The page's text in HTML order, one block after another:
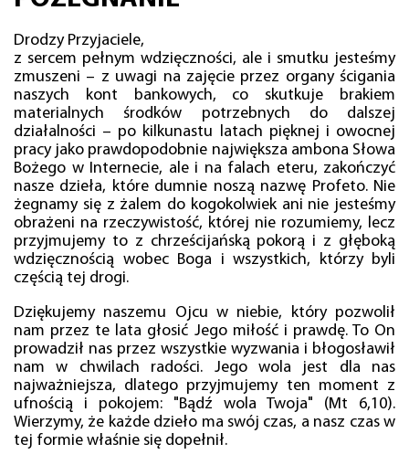
Drodzy Przyjaciele,
z sercem pełnym wdzięczności, ale i smutku jesteśmy
zmuszeni – z uwagi na zajęcie przez organy ścigania
naszych kont bankowych, co skutkuje brakiem
materialnych środków potrzebnych do dalszej
działalności – po kilkunastu latach pięknej i owocnej
pracy jako prawdopodobnie największa ambona Słowa
Bożego w Internecie, ale i na falach eteru, zakończyć
nasze dzieła, które dumnie noszą nazwę Profeto. Nie
żegnamy się z żalem do kogokolwiek ani nie jesteśmy
obrażeni na rzeczywistość, której nie rozumiemy, lecz
przyjmujemy to z chrześcijańską pokorą i z głęboką
wdzięcznością wobec Boga i wszystkich, którzy byli
częścią tej drogi.
Dziękujemy naszemu Ojcu w niebie, który pozwolił
nam przez te lata głosić Jego miłość i prawdę. To On
prowadził nas przez wszystkie wyzwania i błogosławił
nam w chwilach radości. Jego wola jest dla nas
najważniejsza, dlatego przyjmujemy ten moment z
ufnością i pokojem: "Bądź wola Twoja" (Mt 6,10).
Wierzymy, że każde dzieło ma swój czas, a nasz czas w
tej formie właśnie się dopełnił.